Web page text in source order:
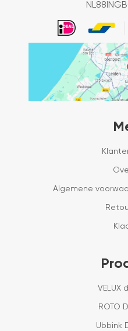
Algemene
VELUX
ROTO
Ubbink